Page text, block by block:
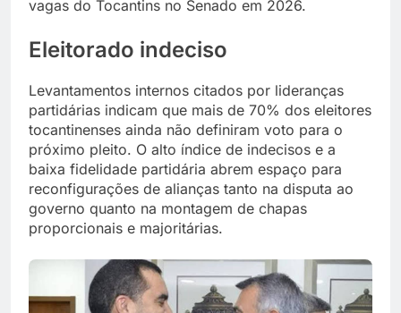
vagas do Tocantins no Senado em 2026.
Eleitorado indeciso
Levantamentos internos citados por lideranças
partidárias indicam que mais de 70% dos eleitores
tocantinenses ainda não definiram voto para o
próximo pleito. O alto índice de indecisos e a
baixa fidelidade partidária abrem espaço para
reconfigurações de alianças tanto na disputa ao
governo quanto na montagem de chapas
proporcionais e majoritárias.